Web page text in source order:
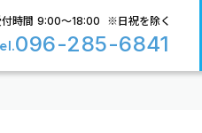
付時間 9:00〜18:00 ※日祝を除く
096-285-6841